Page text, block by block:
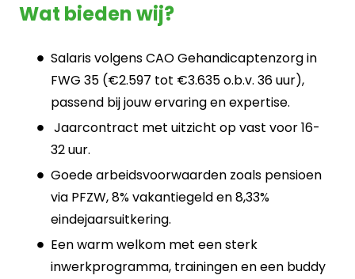
Wat bieden wij?
Salaris volgens CAO Gehandicaptenzorg in
FWG 35 (€2.597 tot €3.635 o.b.v. 36 uur),
passend bij jouw ervaring en expertise.
Jaarcontract met uitzicht op vast voor 16-
32 uur.
Goede arbeidsvoorwaarden zoals pensioen
via PFZW, 8% vakantiegeld en 8,33%
eindejaarsuitkering.
Een warm welkom met een sterk
inwerkprogramma, trainingen en een buddy